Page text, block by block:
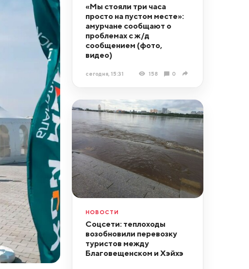
«Мы стояли три часа
просто на пустом месте»:
амурчане сообщают о
проблемах с ж/д
сообщением (фото,
видео)
сегодня, 15:31 158 0
НОВОСТИ
Соцсети: теплоходы
возобновили перевозку
туристов между
Благовещенском и Хэйхэ